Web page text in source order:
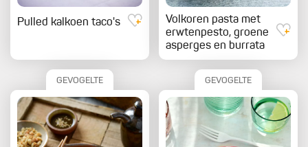
Pulled kalkoen taco's
Volkoren pasta met
erwtenpesto, groene
asperges en burrata
GEVOGELTE GEVOGELTE